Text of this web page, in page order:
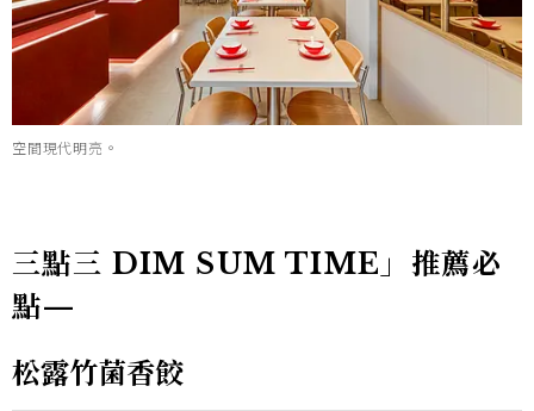
空間現代明亮。
三點三 DIM SUM TIME」推薦必
點—
松露竹菌香餃